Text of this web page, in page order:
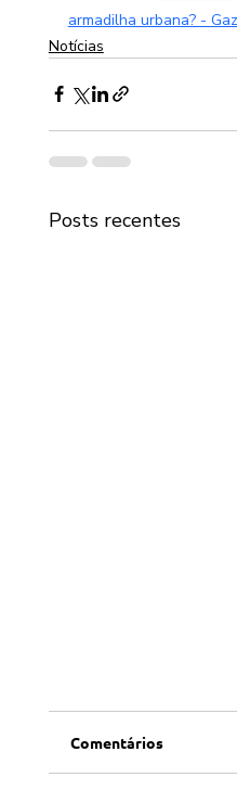
armadilha urbana? -
Notícias
Posts recentes
Comentários